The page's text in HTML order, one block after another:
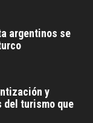
argentinos se
y
del turismo que